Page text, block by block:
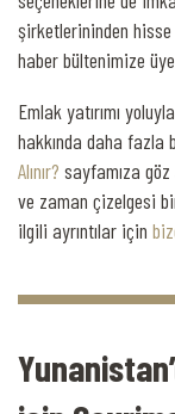
şirketlerininden
haber bültenimize
Emlak yatırımı
hakkında daha fazla
Alınır? sayfamıza
ve zaman çizelgesi
ilgili ayrıntılar için